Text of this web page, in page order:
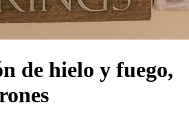
de hielo y fuego,